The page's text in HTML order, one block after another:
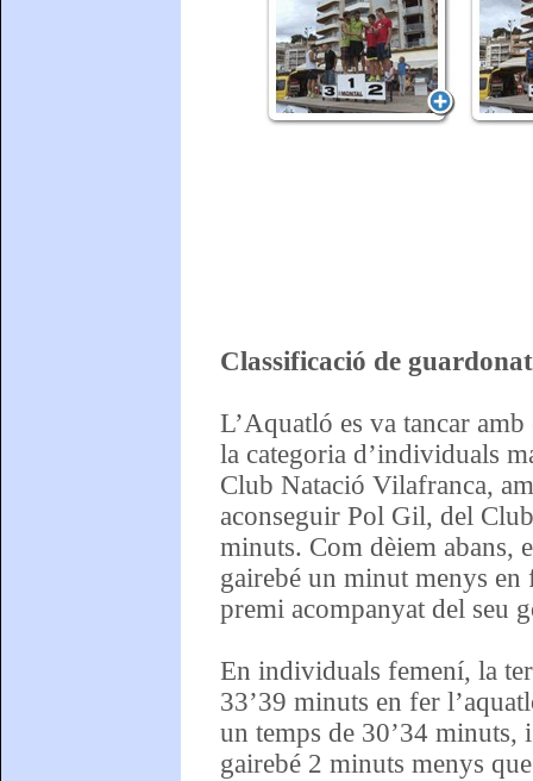
Classificació de
L’Aquatló es va tancar
la categoria d’individuals
Club Natació Vilafranca,
aconseguir Pol Gil, del
minuts. Com dèiem abans,
gairebé un minut menys
premi acompanyat del seu
En individuals femení, la
33’39 minuts en fer
un temps de 30’34
gairebé 2 minuts menys